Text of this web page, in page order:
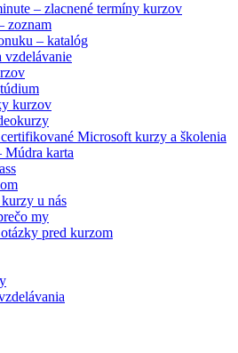
– zlacnené termíny kurzov
zoznam
– katalóg
vzdelávanie
kurzov
Microsoft kurzy a školenia
Múdra karta
u nás
my
pred kurzom